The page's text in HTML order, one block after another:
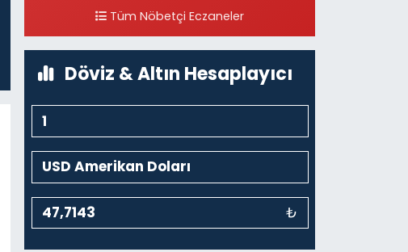
Tüm Nöbetçi Eczaneler
Döviz & Altın Hesaplayıcı
₺